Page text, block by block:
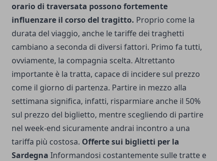
orario di traversata possono fortemente
influenzare il corso del tragitto. Proprio come la
durata del viaggio, anche le tariffe dei traghetti
cambiano a seconda di diversi fattori. Primo fa tutti,
ovviamente, la compagnia scelta. Altrettanto
importante è la tratta, capace di incidere sul prezzo
come il giorno di partenza. Partire in mezzo alla
settimana significa, infatti, risparmiare anche il 50%
sul prezzo del biglietto, mentre scegliendo di partire
nel week-end sicuramente andrai incontro a una
tariffa più costosa. Offerte sui biglietti per la
Sardegna Informandosi costantemente sulle tratte e